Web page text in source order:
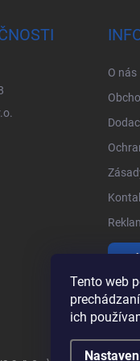
Tento web
ich
O nás